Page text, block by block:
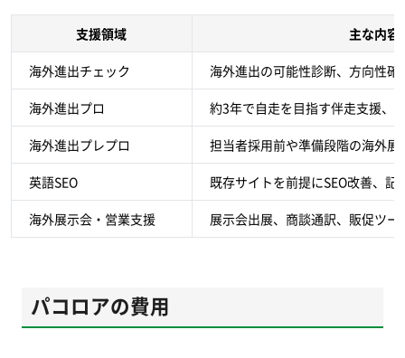
支援領域 主な内容
海外進出チェック 海外進出の可能性診断、方向性
海外進出プロ 約3年で自走を目指す伴走支援、
海外進出プレプロ 担当者採用前や準備段階の海外展
英語SEO 既存サイトを前提にSEO改善、
海外展示会・営業支援 展示会出展、商談通訳、販促ツー
パコロアの費用